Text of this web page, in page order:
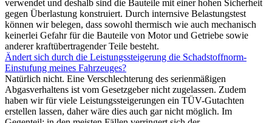
verwendet und deshalb sind die Bauteile mit einer hohen Sicherheit
gegen Überlastung konstruiert. Durch internsive Belastungstest
können wir belegen, dass sowohl thermisch wie auch mechanisch
keinerlei Gefahr für die Bauteile von Motor und Getriebe sowie
anderer kraftübertragender Teile besteht.
Ändert sich durch die Leistungssteigerung die Schadstoffnorm-
Einstufung meines Fahrzeuges?
Natürlich nicht. Eine Verschlechterung des serienmäßigen
Abgasverhaltens ist vom Gesetzgeber nicht zugelassen. Zudem
haben wir für viele Leistungssteigerungen ein TÜV-Gutachten
erstellen lassen, daher wäre dies auch gar nicht möglich. Im